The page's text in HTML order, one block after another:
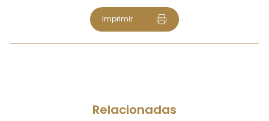
Imprimir
Relacionadas